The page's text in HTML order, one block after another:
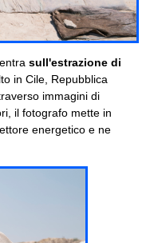
sull'estrazione di
in Cile, Repubblica
immagini di
il fotografo mette in
energetico e ne